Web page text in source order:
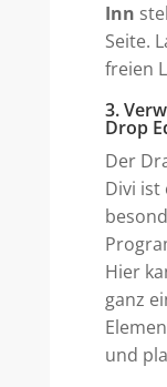
Inn
Seite.
freien
3.
Drop
Der
Divi ist
Hier
ganz
und